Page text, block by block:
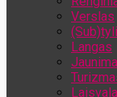
Verslas
Langas